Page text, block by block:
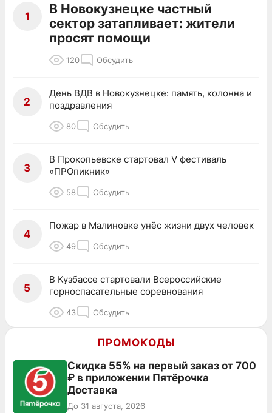
1
В Новокузнецке частный
сектор затапливает: жители
просят помощи
120 Обсудить
2
День ВДВ в Новокузнецке: память, колонна и
поздравления
80 Обсудить
3
В Прокопьевске стартовал V фестиваль
«ПРОпикник»
58 Обсудить
4
Пожар в Малиновке унёс жизни двух человек
49 Обсудить
5
В Кузбассе стартовали Всероссийские
горноспасательные соревнования
43 Обсудить
ПРОМОКОДЫ
Скидка 55% на первый заказ от 700
₽ в приложении Пятёрочка
Доставка
До 31 августа, 2026